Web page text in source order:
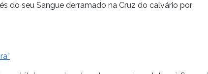
do seu Sangue derramado na Cruz do calvário por